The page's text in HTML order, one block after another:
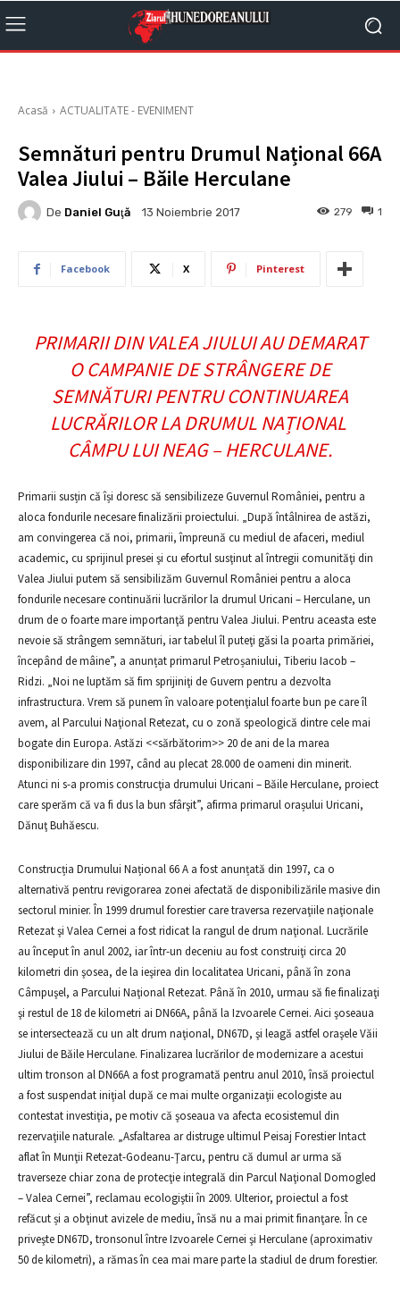
Acasă ACTUALITATE - EVENIMENT
Semnături pentru Drumul Național 66A
Valea Jiului – Băile Herculane
De Daniel Guţă 13 Noiembrie 2017 1
279
Facebook X Pinterest
PRIMARII DIN VALEA JIULUI AU DEMARAT
O CAMPANIE DE STRÂNGERE DE
SEMNĂTURI PENTRU CONTINUAREA
LUCRĂRILOR LA DRUMUL NAȚIONAL
CÂMPU LUI NEAG – HERCULANE.
Primarii susțin că își doresc să sensibilizeze Guvernul României, pentru a
aloca fondurile necesare finalizării proiectului. „După întâlnirea de astăzi,
am convingerea că noi, primarii, împreună cu mediul de afaceri, mediul
academic, cu sprijinul presei şi cu efortul susţinut al întregii comunităţi din
Valea Jiului putem să sensibilizăm Guvernul României pentru a aloca
fondurile necesare continuării lucrărilor la drumul Uricani – Herculane, un
drum de o foarte mare importanţă pentru Valea Jiului. Pentru aceasta este
nevoie să strângem semnături, iar tabelul îl puteţi găsi la poarta primăriei,
începând de mâine”, a anunțat primarul Petroșaniului, Tiberiu Iacob –
Ridzi. „Noi ne luptăm să fim sprijiniţi de Guvern pentru a dezvolta
infrastructura. Vrem să punem în valoare potenţialul foarte bun pe care îl
avem, al Parcului Naţional Retezat, cu o zonă speologică dintre cele mai
bogate din Europa. Astăzi <<sărbătorim>> 20 de ani de la marea
disponibilizare din 1997, când au plecat 28.000 de oameni din minerit.
Atunci ni s-a promis construcţia drumului Uricani – Băile Herculane, proiect
care sperăm că va fi dus la bun sfârşit”, afirma primarul orașului Uricani,
Dănuţ Buhăescu.
Construcția Drumului Național 66 A a fost anunțată din 1997, ca o
alternativă pentru revigorarea zonei afectată de disponibilizările masive din
sectorul minier. În 1999 drumul forestier care traversa rezervaţiile naţionale
Retezat şi Valea Cernei a fost ridicat la rangul de drum naţional. Lucrările
au început în anul 2002, iar într-un deceniu au fost construiţi circa 20
kilometri din şosea, de la ieşirea din localitatea Uricani, până în zona
Câmpuşel, a Parcului Naţional Retezat. Până în 2010, urmau să fie finalizaţi
şi restul de 18 de kilometri ai DN66A, până la Izvoarele Cernei. Aici şoseaua
se intersectează cu un alt drum naţional, DN67D, şi leagă astfel oraşele Văii
Jiului de Băile Herculane. Finalizarea lucrărilor de modernizare a acestui
ultim tronson al DN66A a fost programată pentru anul 2010, însă proiectul
a fost suspendat iniţial după ce mai multe organizaţii ecologiste au
contestat investiţia, pe motiv că şoseaua va afecta ecosistemul din
rezervaţiile naturale. „Asfaltarea ar distruge ultimul Peisaj Forestier Intact
aflat în Munţii Retezat-Godeanu-Ţarcu, pentru că dumul ar urma să
traverseze chiar zona de protecţie integrală din Parcul Naţional Domogled
– Valea Cernei”, reclamau ecologiştii în 2009. Ulterior, proiectul a fost
refăcut și a obţinut avizele de mediu, însă nu a mai primit finanţare. În ce
priveşte DN67D, tronsonul între Izvoarele Cernei şi Herculane (aproximativ
50 de kilometri), a rămas în cea mai mare parte la stadiul de drum forestier.